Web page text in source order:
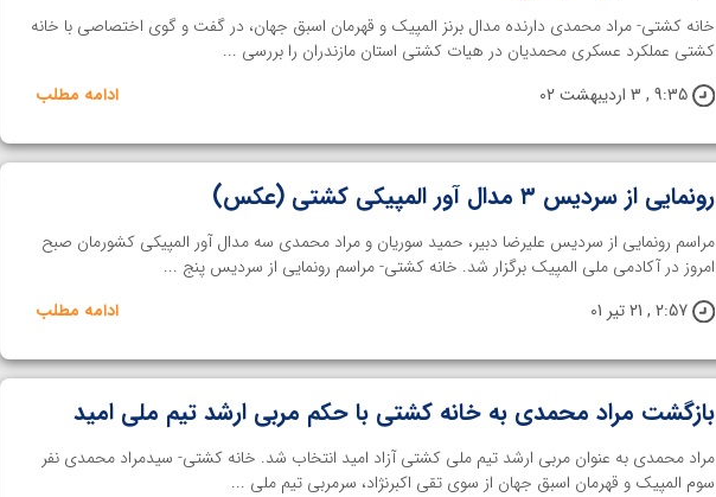
خانه کشتی- مراد محمدی دارنده مدال برنز المپیک و قهرمان اسبق جهان، در گفت و‌ گوی اختصاصی با خانه
کشتی عملکرد عسکری محمدیان در هیات کشتی استان مازندران را بررسی ...
9:35 , 3 اردیبهشت 02
ادامه مطلب
رونمایی از سردیس ۳ مدال آور المپیکی کشتی (عکس)
مراسم رونمایی از سردیس علیرضا دبیر، حمید سوریان و مراد محمدی سه مدال آور المپیکی کشورمان صبح
امروز در آکادمی ملی المپیک برگزار شد. خانه کشتی- مراسم رونمایی از سردیس پنج ...
2:57 , 21 تیر 01
ادامه مطلب
بازگشت مراد محمدی به خانه کشتی با حکم مربی ارشد تیم ملی امید
مراد محمدی به عنوان مربی ارشد تیم ملی کشتی آزاد امید انتخاب شد. خانه کشتی- سیدمراد محمدی نفر
سوم المپیک و قهرمان اسبق جهان از سوی تقی اکبرنژاد، سرمربی تیم ملی ...